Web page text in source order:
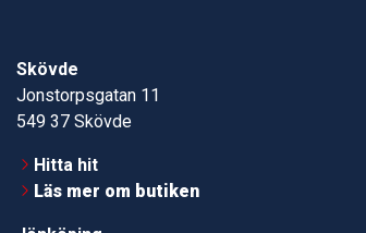
Skövde
Jonstorpsgatan 11
549 37 Skövde
Hitta hit
Läs mer om butiken